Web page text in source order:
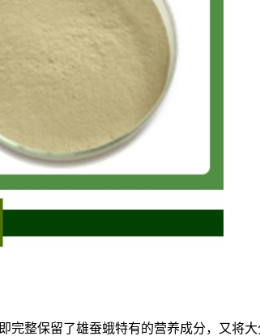
完整保留了雄蚕蛾特有的营养成分，又将